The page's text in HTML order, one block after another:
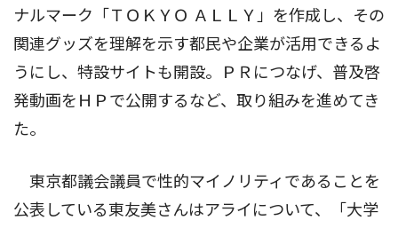
ナルマーク「ＴＯＫＹＯ ＡＬＬＹ」を作成し、その
関連グッズを理解を示す都民や企業が活用できるよ
うにし、特設サイトも開設。ＰＲにつなげ、普及啓
発動画をＨＰで公開するなど、取り組みを進めてき
た。
東京都議会議員で性的マイノリティであることを
公表している東友美さんはアライについて、「大学